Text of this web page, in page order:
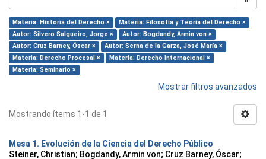
Materia: Historia del Derecho ×
Materia: Filosofía y Teoría del Derecho ×
Autor: Silvero Salgueiro, Jorge ×
Autor: Bogdandy, Armin von ×
Autor: Cruz Barney, Óscar ×
Autor: Serna de la Garza, José María ×
Materia: Derecho Procesal ×
Materia: Derecho Internacional ×
Materia: Seminario ×
Mostrar filtros avanzados
Mostrando ítems 1-1 de 1
Mesa 1. Evolución de la Ciencia del Derecho Público
Steiner, Christian; Bogdandy, Armin von; Cruz Barney, Óscar;